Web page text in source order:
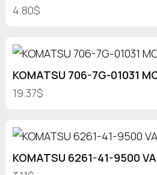
4.80$
KOMATSU 706-7G-01031
19.37$
KOMATSU 6261-41-9500